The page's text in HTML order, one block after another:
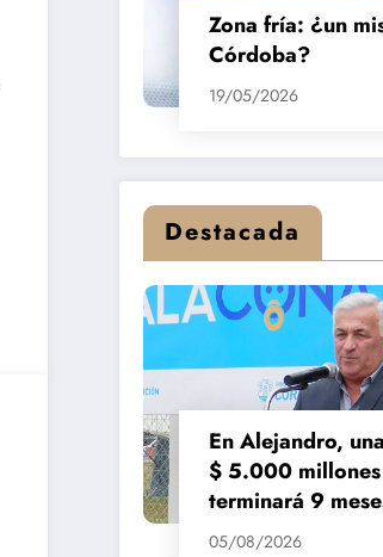
Zona fría: ¿un
Córdoba?
19/05/2026
Destacada
En Alejandro,
$ 5.000 millones
terminará 9
lo previsto
05/08/2026